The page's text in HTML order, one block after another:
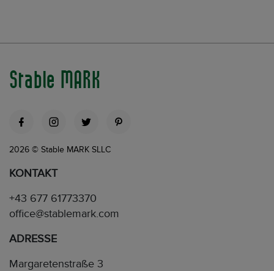
Stable MARK
2026 © Stable MARK SLLC
KONTAKT
+43 677 61773370
office@stablemark.com
ADRESSE
Margaretenstraße 3